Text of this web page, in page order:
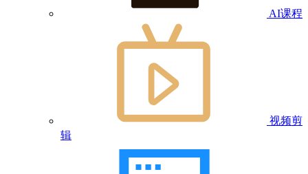
AI课程
视频剪
辑